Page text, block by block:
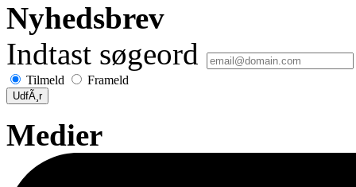
Nyhedsbrev
Indtast søgeord
Tilmeld Frameld
UdfÃ¸r
Medier